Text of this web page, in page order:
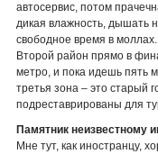
автосервис, потом
дикая влажность, дышать
свободное время в
Второй район прямо в
метро, и пока идешь пять
третья зона – это старый
подреставрированы для
Памятник неизвестному
Мне тут, как иностранцу,